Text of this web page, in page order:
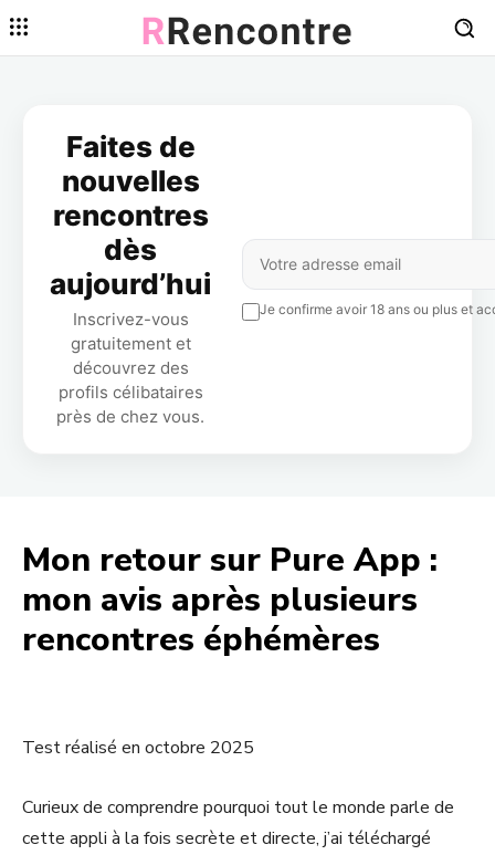
Faites de
nouvelles
rencontres
dès
aujourd’hui
Inscrivez-vous
gratuitement et
découvrez des
profils célibataires
près de chez vous.
Je confirme avoir 18 ans ou plus et
Mon retour sur Pure App :
mon avis après plusieurs
rencontres éphémères
Test réalisé en octobre 2025
Curieux de comprendre pourquoi tout le monde parle de
cette appli à la fois secrète et directe, j’ai téléchargé